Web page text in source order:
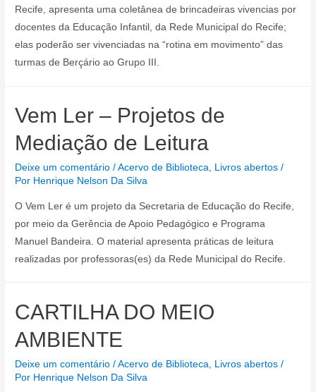
Recife, apresenta uma coletânea de brincadeiras vivencias por
docentes da Educação Infantil, da Rede Municipal do Recife;
elas poderão ser vivenciadas na “rotina em movimento” das
turmas de Berçário ao Grupo III.
Vem Ler – Projetos de
Mediação de Leitura
Deixe um comentário /Acervo de Biblioteca, Livros abertos /
Por Henrique Nelson Da Silva
O Vem Ler é um projeto da Secretaria de Educação do Recife,
por meio da Gerência de Apoio Pedagógico e Programa
Manuel Bandeira. O material apresenta práticas de leitura
realizadas por professoras(es) da Rede Municipal do Recife.
CARTILHA DO MEIO
AMBIENTE
Deixe um comentário /Acervo de Biblioteca Livros abertos /
Por Henrique Nelson Da Silva